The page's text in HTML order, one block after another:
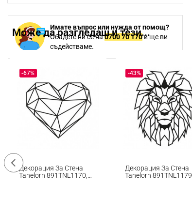
Имате въпрос или нужда от помощ?
Обадете ни се на0700 70 170и ще ви
съдействаме.
Може да разгледаш и тези...
Декорация За Стена
Tanelorn 891TNL1170,
-67%
Декорация За Стена
Tanelorn 891TNL1179,
-43%